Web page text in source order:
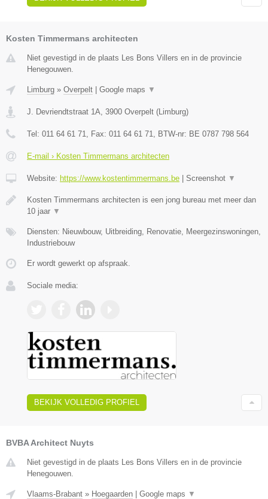
Kosten Timmermans architecten
Niet gevestigd in de plaats Les Bons Villers en in de provincie
Henegouwen.
Limburg » Overpelt | Google maps ▼
J. Devriendtstraat 1A 3900 Overpelt (Limburg)
Tel: 011 64 61 71 , Fax: 011 64 61 71 , BTW-nr: BE 0787 798 564
E-mail › Kosten Timmermans architecten
Website: https://www.kostentimmermans.be | Screenshot ▼
Kosten Timmermans architecten is een jong bureau met meer dan
10 jaar ▼
Diensten: Nieuwbouw, Uitbreiding, Renovatie, Meergezinswoningen,
Industriebouw
Er wordt gewerkt op afspraak.
Sociale media:
BEKIJK VOLLEDIG PROFIEL
BVBA Architect Nuyts
Niet gevestigd in de plaats Les Bons Villers en in de provincie
Henegouwen.
Vlaams-Brabant » Hoegaarden Google maps ▼